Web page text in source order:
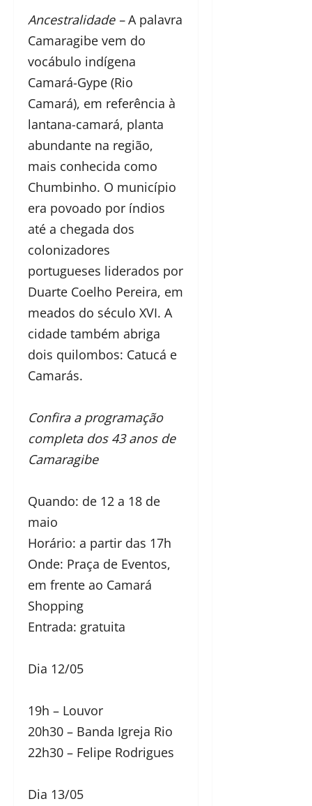
Ancestralidade –A palavra
Camaragibe vem do
vocábulo indígena
Camará-Gype (Rio
Camará), em referência à
lantana-camará, planta
abundante na região,
mais conhecida como
Chumbinho. O município
era povoado por índios
até a chegada dos
colonizadores
portugueses liderados por
Duarte Coelho Pereira, em
meados do século XVI. A
cidade também abriga
dois quilombos: Catucá e
Camarás.
Confira a programação
completa dos 43 anos de
Camaragibe
Quando: de 12 a 18 de
maio
Horário: a partir das 17h
Onde: Praça de Eventos,
em frente ao Camará
Shopping
Entrada: gratuita
Dia 12/05
19h – Louvor
20h30 – Banda Igreja Rio
22h30 – Felipe Rodrigues
Dia 13/05